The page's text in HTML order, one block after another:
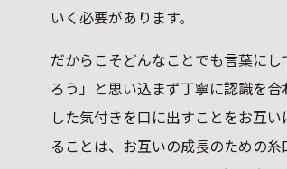
いく必要があります。
だからこそどんなことでも言葉に
ろう」と思い込まず丁寧に認識を
した気付きを口に出すことをお互
ることは、お互いの成長のための